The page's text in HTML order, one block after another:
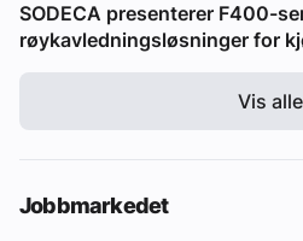
SODECA presenterer F400-
røykavledningsløsninger for
Vis alle
Jobbmarkedet